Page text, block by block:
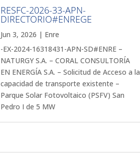
RESFC-2026-33-APN-
DIRECTORIO#ENREGE
Jun 3, 2026 | Enre
-EX-2024-16318431-APN-SD#ENRE –
NATURGY S.A. – CORAL CONSULTORÍA
EN ENERGÍA S.A. – Solicitud de Acceso a la
capacidad de transporte existente –
Parque Solar Fotovoltaico (PSFV) San
Pedro I de 5 MW